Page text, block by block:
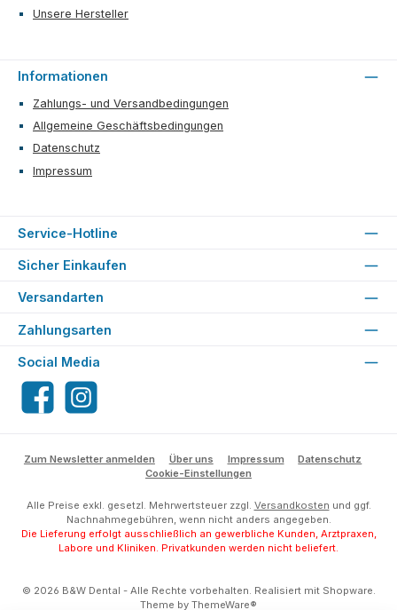
Unsere Hersteller
Informationen
Zahlungs- und Versandbedingungen
Allgemeine Geschäftsbedingungen
Datenschutz
Impressum
Service-Hotline
Sicher Einkaufen
Versandarten
Zahlungsarten
Social Media
FacebookInstagram
Zum Newsletter anmelden Über uns Impressum
Datenschutz
Cookie-Einstellungen
Alle Preise exkl. gesetzl. Mehrwertsteuer zzgl. Versandkosten und ggf.
Nachnahmegebühren, wenn nicht anders angegeben.
Die Lieferung erfolgt ausschließlich an gewerbliche Kunden, Arztpraxen,
Labore und Kliniken. Privatkunden werden nicht beliefert.
© 2026 B&W Dental - Alle Rechte vorbehalten. Realisiert mit Shopware.
Theme by ThemeWare®